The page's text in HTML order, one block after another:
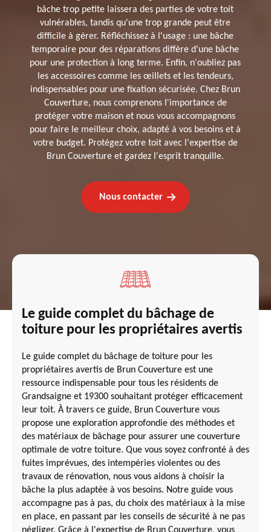
bâche trop petite laissera des parties de votre toit
vulnérables, tandis qu'une trop grande peut être
difficile à gérer. Réfléchissez à l'usage : une bâche
temporaire pour des réparations diffère d'une bâche
pour une protection à long terme. Enfin, n'oubliez pas
les accessoires comme les œillets et les tendeurs,
indispensables pour une fixation sécurisée. Chez Brun
Couverture, nous comprenons l'importance de
protéger votre maison et nous vous accompagnons
pour faire le meilleur choix, adapté à vos besoins et à
votre budget. Protégez votre toit avec l'expertise de
Brun Couverture et gardez l'esprit tranquille.
Nous contacter
Le guide complet du bâchage de
toiture pour les propriétaires avertis
Le guide complet du bâchage de toiture pour les
propriétaires avertis de Brun Couverture est une
ressource indispensable pour tous les résidents de
Grandsaigne et 19300 souhaitant protéger efficacement
leur toit. À travers ce guide, Brun Couverture vous
propose une exploration approfondie des méthodes et
des matériaux de bâchage pour assurer une couverture
optimale de votre toiture. Que vous soyez confronté à des
fuites imprévues, des intempéries violentes ou des
travaux de rénovation, nous vous aidons à choisir la
bâche la plus adaptée à vos besoins. Notre guide vous
accompagne pas à pas, du choix des matériaux à la mise
en place, en passant par les conseils de sécurité à ne pas
négliger. Grâce à l'expertise de Brun Couverture, vous